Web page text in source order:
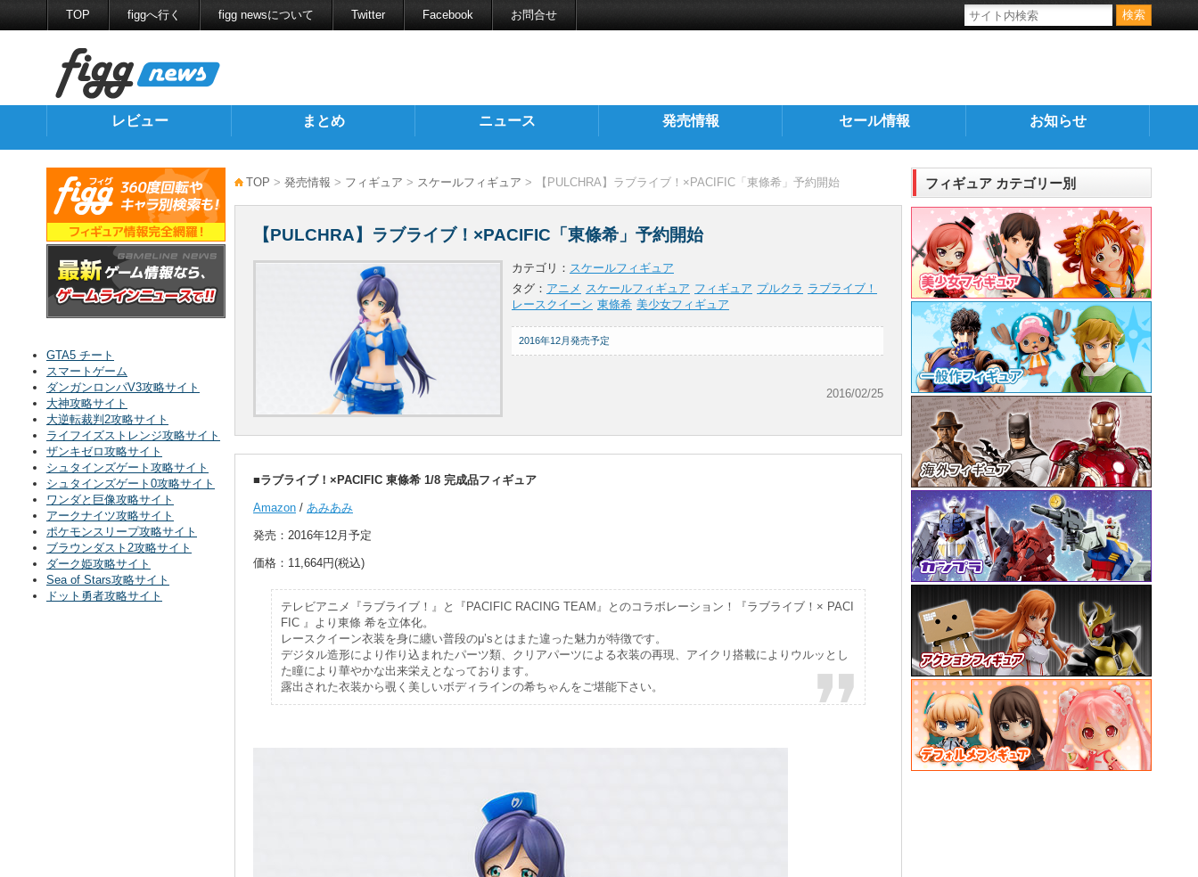
TOP figgへ行く figg newsについて Twitter Facebook お問合せ
レビュー まとめ ニュース 発売情報 セール情報 お知らせ
TOP > 発売情報 > フィギュア > スケールフィギュア > 【PULCHRA】ラブライブ！×PACIFIC「東條希」予約開始
【PULCHRA】ラブライブ！×PACIFIC「東條希」予約開始
カテゴリ： スケールフィギュア
タグ： アニメ スケールフィギュア フィギュア プルクラ ラブライブ！
レースクイーン 東條希 美少女フィギュア
2016/02/25
2016年12月発売予定
■ラブライブ！×PACIFIC 東條希 1/8 完成品フィギュア
Amazon / あみあみ
発売：2016年12月予定
価格：11,664円(税込)
テレビアニメ『ラブライブ！』と『PACIFIC RACING TEAM』とのコラボレーション！『ラブライブ！× PACI
FIC 』より東條 希を立体化。
レースクイーン衣装を身に纏い普段のμ’sとはまた違った魅力が特徴です。
デジタル造形により作り込まれたパーツ類、クリアパーツによる衣装の再現、アイクリ搭載によりウルッとし
た瞳により華やかな出来栄えとなっております。
露出された衣装から覗く美しいボディラインの希ちゃんをご堪能下さい。
GTA5 チート
スマートゲーム
ダンガンロンパV3攻略サイト
大神攻略サイト
大逆転裁判2攻略サイト
ライフイズストレンジ攻略サイト
ザンキゼロ攻略サイト
シュタインズゲート攻略サイト
シュタインズゲート0攻略サイト
ワンダと巨像攻略サイト
アークナイツ攻略サイト
ポケモンスリープ攻略サイト
ブラウンダスト2攻略サイト
ダーク姫攻略サイト
Sea of Stars攻略サイト
ドット勇者攻略サイト
フィギュア カテゴリー別